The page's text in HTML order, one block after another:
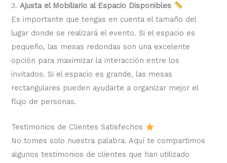
3.Ajusta el Mobiliario al Espacio Disponibles
Es importante que tengas en cuenta el tamaño del
lugar donde se realizará el evento. Si el espacio es
pequeño, las mesas redondas son una excelente
opción para maximizar la interacción entre los
invitados. Si el espacio es grande, las mesas
rectangulares pueden ayudarte a organizar mejor el
flujo de personas.
Testimonios de Clientes Satisfechos
No tomes solo nuestra palabra. Aquí te compartimos
algunos testimonios de clientes que han utilizado